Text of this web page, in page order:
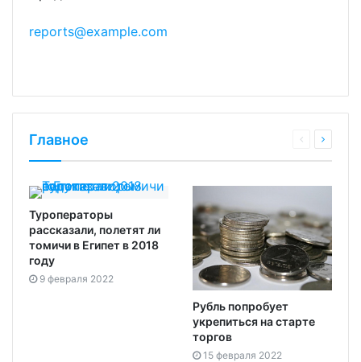
reports@example.com
Главное
Туроператоры
рассказали, полетят ли
томичи в Египет в 2018
году
9 февраля 2022
Рубль попробует
укрепиться на старте
торгов‍
15 февраля 2022